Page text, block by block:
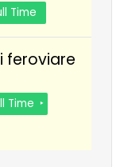
Time
feroviare
Time